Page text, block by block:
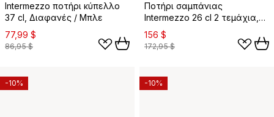
Intermezzo ποτήρι κύπελλο
37 cl, Διαφανές / Μπλε
77,99 $
86,95 $
Ποτήρι σαμπάνιας
Intermezzo 26 cl 2 τεμάχια,
Χρυσό
156 $
172,95 $
-10% -10%